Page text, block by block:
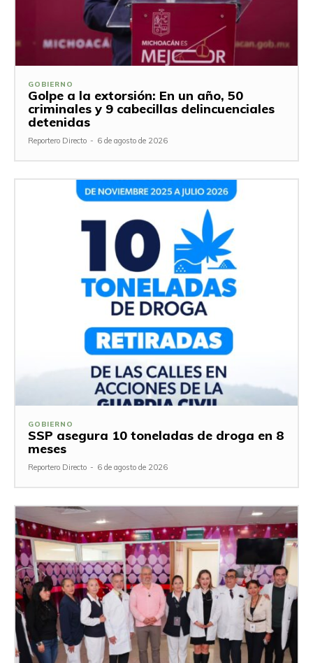
GOBIERNO
Golpe a la extorsión: En un año, 50
criminales y 9 cabecillas delincuenciales
detenidas
Reportero Directo - 6 de agosto de 2026
GOBIERNO
SSP asegura 10 toneladas de droga en 8
meses
Reportero Directo - 6 de agosto de 2026